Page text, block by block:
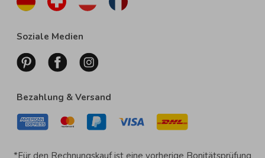
Soziale Medien
Bezahlung & Versand